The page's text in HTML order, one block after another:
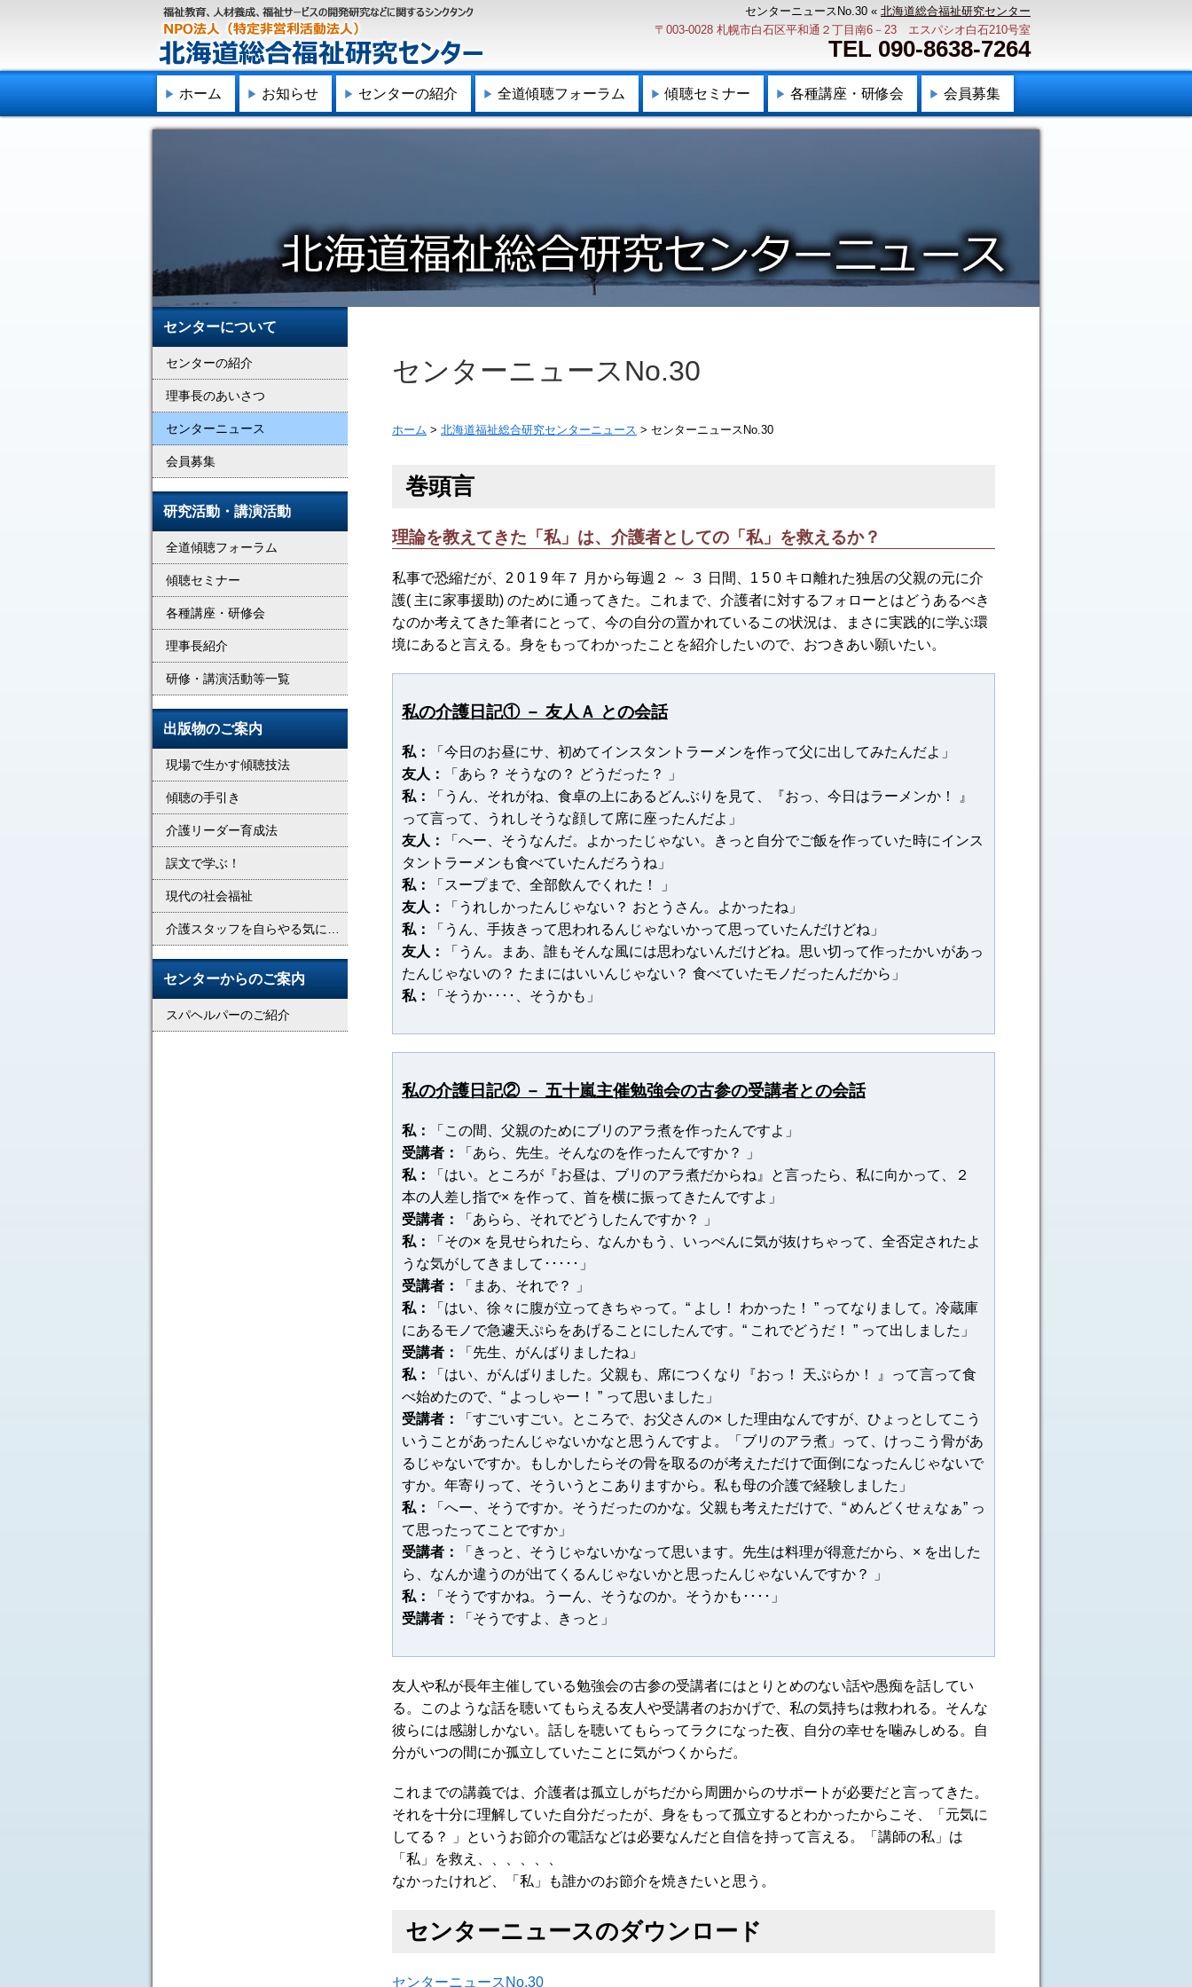
センターニュースNo.30 « 北海道総合福祉研究センター
〒003-0028 札幌市白石区平和通２丁目南6－23 エスパシオ白石210号室
TEL 090-8638-7264
ホーム お知らせ センターの紹介 全道傾聴フォーラム 傾聴セミナー 各種講座・研修会 会員募集
センターニュースNo.30
ホーム > 北海道福祉総合研究センターニュース > センターニュースNo.30
巻頭言
理論を教えてきた「私」は、介護者としての「私」を救えるか？
私事で恐縮だが、2 0 1 9 年７ 月から毎週２ ～ ３ 日間、1 5 0 キロ離れた独居の父親の元に介
護( 主に家事援助) のために通ってきた。これまで、介護者に対するフォローとはどうあるべき
なのか考えてきた筆者にとって、今の自分の置かれているこの状況は、まさに実践的に学ぶ環
境にあると言える。身をもってわかったことを紹介したいので、おつきあい願いたい。
私の介護日記① － 友人Ａ との会話
私：
「今日のお昼にサ、初めてインスタントラーメンを作って父に出してみたんだよ」
友人：
「あら？ そうなの？ どうだった？ 」
私：
「うん、それがね、食卓の上にあるどんぶりを見て、『おっ、今日はラーメンか！ 』
って言って、うれしそうな顔して席に座ったんだよ」
友人：
「へー、そうなんだ。よかったじゃない。きっと自分でご飯を作っていた時にインス
タントラーメンも食べていたんだろうね」
私：
「スープまで、全部飲んでくれた！ 」
友人：
「うれしかったんじゃない？ おとうさん。よかったね」
私：
「うん、手抜きって思われるんじゃないかって思っていたんだけどね」
友人：
「うん。まあ、誰もそんな風には思わないんだけどね。思い切って作ったかいがあっ
たんじゃないの？ たまにはいいんじゃない？ 食べていたモノだったんだから」
私：
「そうか････、そうかも」
私の介護日記② － 五十嵐主催勉強会の古参の受講者との会話
私：
「この間、父親のためにブリのアラ煮を作ったんですよ」
受講者：
「あら、先生。そんなのを作ったんですか？ 」
私：
「はい。ところが『お昼は、ブリのアラ煮だからね』と言ったら、私に向かって、２
本の人差し指で× を作って、首を横に振ってきたんですよ」
受講者：
「あらら、それでどうしたんですか？ 」
私：
「その× を見せられたら、なんかもう、いっぺんに気が抜けちゃって、全否定されたよ
うな気がしてきまして･････」
受講者：
「まあ、それで？ 」
私：
「はい、徐々に腹が立ってきちゃって。“ よし！ わかった！ ” ってなりまして。冷蔵庫
にあるモノで急遽天ぷらをあげることにしたんです。“ これでどうだ！ ” って出しました」
受講者：
「先生、がんばりましたね」
私：
「はい、がんばりました。父親も、席につくなり『おっ！ 天ぷらか！ 』って言って食
べ始めたので、“ よっしゃー！ ” って思いました」
受講者：
「すごいすごい。ところで、お父さんの× した理由なんですが、ひょっとしてこう
いうことがあったんじゃないかなと思うんですよ。「ブリのアラ煮」って、けっこう骨があ
るじゃないですか。もしかしたらその骨を取るのが考えただけで面倒になったんじゃないで
すか。年寄りって、そういうとこありますから。私も母の介護で経験しました」
私：
「へー、そうですか。そうだったのかな。父親も考えただけで、“ めんどくせぇなぁ” っ
て思ったってことですか」
受講者：
「きっと、そうじゃないかなって思います。先生は料理が得意だから、× を出した
ら、なんか違うのが出てくるんじゃないかと思ったんじゃないんですか？ 」
私：
「そうですかね。うーん、そうなのか。そうかも････」
受講者：
「そうですよ、きっと」
友人や私が長年主催している勉強会の古参の受講者にはとりとめのない話や愚痴を話してい
る。このような話を聴いてもらえる友人や受講者のおかげで、私の気持ちは救われる。そんな
彼らには感謝しかない。話しを聴いてもらってラクになった夜、自分の幸せを噛みしめる。自
分がいつの間にか孤立していたことに気がつくからだ。
これまでの講義では、介護者は孤立しがちだから周囲からのサポートが必要だと言ってきた。
それを十分に理解していた自分だったが、身をもって孤立するとわかったからこそ、「元気に
してる？ 」というお節介の電話などは必要なんだと自信を持って言える。「講師の私」は
「私」を救え、、、、、、
なかったけれど、「私」も誰かのお節介を焼きたいと思う。
センターニュースのダウンロード
センターニュースNo.30
センターについて
センターの紹介
理事長のあいさつ
センターニュース
会員募集
研究活動・講演活動
全道傾聴フォーラム
傾聴セミナー
各種講座・研修会
理事長紹介
研修・講演活動等一覧
出版物のご案内
現場で生かす傾聴技法
傾聴の手引き
介護リーダー育成法
誤文で学ぶ！
現代の社会福祉
介護スタッフを自らやる気に…
センターからのご案内
スパヘルパーのご紹介